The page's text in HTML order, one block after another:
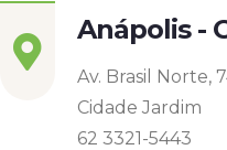
Anápolis -
Av. Brasil Norte,
Cidade Jardim
62 3321-5443